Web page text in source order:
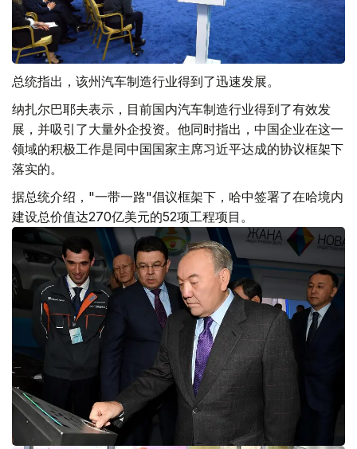
总统指出，该州汽车制造行业得到了迅速发展。
纳扎尔巴耶夫表示，目前国内汽车制造行业得到了有效发
展，并吸引了大量外企投资。他同时指出，中国企业在这一
领域的积极工作是同中国国家主席习近平达成的协议框架下
落实的。
据总统介绍，"一带一路"倡议框架下，哈中签署了在哈境内
建设总价值达270亿美元的52项工程项目。